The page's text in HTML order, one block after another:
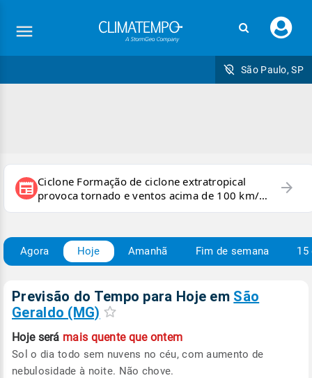
seu
São Paulo, SP
newspaper Ciclone Formação de ciclone extratropical
provoca tornado e ventos acima de 100 km/h
no RS
arrow_forward
Agora Hoje Amanhã Fim de semana 15
Previsão do Tempo para Hoje em São
Geraldo (MG)
Hoje será mais quente que ontem
Sol o dia todo sem nuvens no céu, com aumento de
nebulosidade à noite. Não chove.